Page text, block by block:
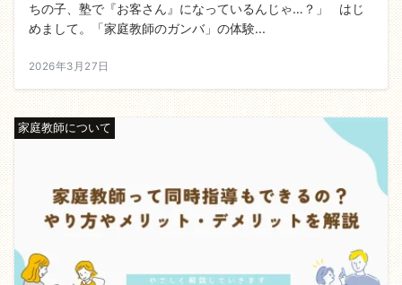
ちの子、塾で『お客さん』になっているんじゃ…？」 はじ
めまして。「家庭教師のガンバ」の体験...
2026年3月27日
家庭教師について